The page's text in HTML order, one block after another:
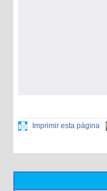
Imprimir esta página